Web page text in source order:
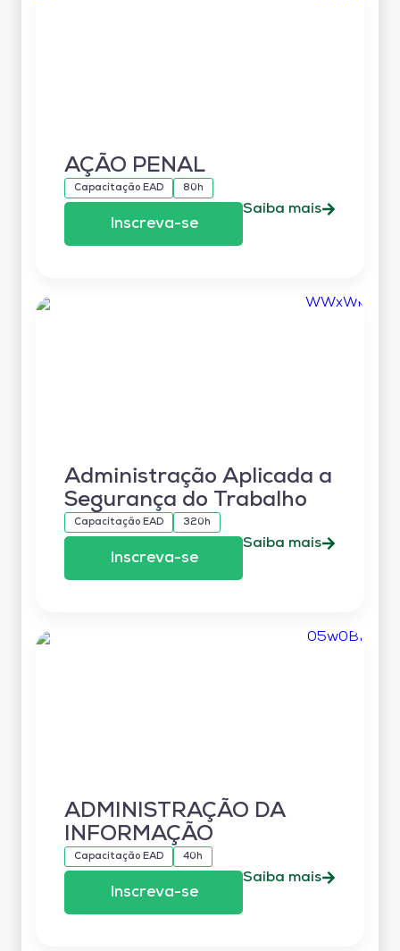
AÇÃO PENAL
Capacitação EAD 80h
Inscreva-se
Saiba mais
Administração Aplicada a
Segurança do Trabalho
Capacitação EAD 320h
Inscreva-se
Saiba mais
ADMINISTRAÇÃO DA
INFORMAÇÃO
Capacitação EAD 40h
Inscreva-se
Saiba mais